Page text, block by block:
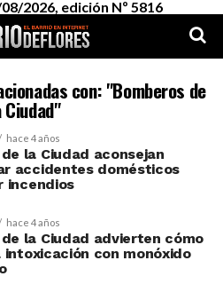
2026, edición Nº 5816
con: "Bomberos de
Ciudad"
hace 4 años
la Ciudad aconsejan
accidentes domésticos
incendios
hace 4 años
la Ciudad advierten cómo
intoxicación con monóxido